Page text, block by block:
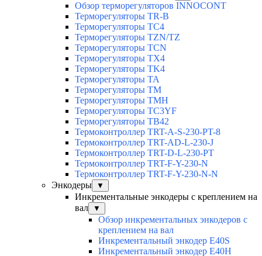
Обзор терморегуляторов INNOCONT
Терморегуляторы TR-B
Терморегуляторы TC4
Терморегуляторы TZN/TZ
Терморегуляторы TCN
Терморегуляторы TX4
Терморегуляторы TK4
Терморегуляторы TA
Терморегуляторы TM
Терморегуляторы TMH
Терморегуляторы TC3YF
Терморегуляторы TB42
Термоконтроллер TRT-A-S-230-PT-8
Термоконтроллер TRT-AD-L-230-J
Термоконтроллер TRT-D-L-230-PT
Термоконтроллер TRT-F-Y-230-N
Термоконтроллер TRT-F-Y-230-N-N
Энкодеры
▼
Инкрементальные энкодеры с креплением на
вал
▼
Обзор инкрементальных энкодеров с
креплением на вал
Инкрементальный энкодер E40S
Инкрементальный энкодер E40H